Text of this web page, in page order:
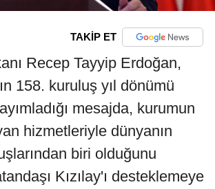
TAKİP ET
Recep Tayyip Erdoğan,
158. kuruluş yıl dönümü
mesajda, kurumun
hizmetleriyle dünyanın
biri olduğunu
Kızılay'ı desteklemeye